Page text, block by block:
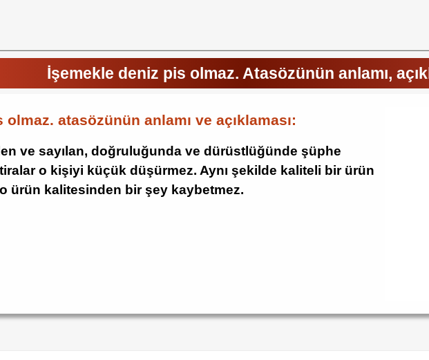
İşemekle deniz pis olmaz. Atasözünün anlamı,
atasözünün anlamı ve açıklaması:
ve sayılan, doğruluğunda ve dürüstlüğünde şüphe
o kişiyi küçük düşürmez. Aynı şekilde kaliteli bir ürün
ürün kalitesinden bir şey kaybetmez.